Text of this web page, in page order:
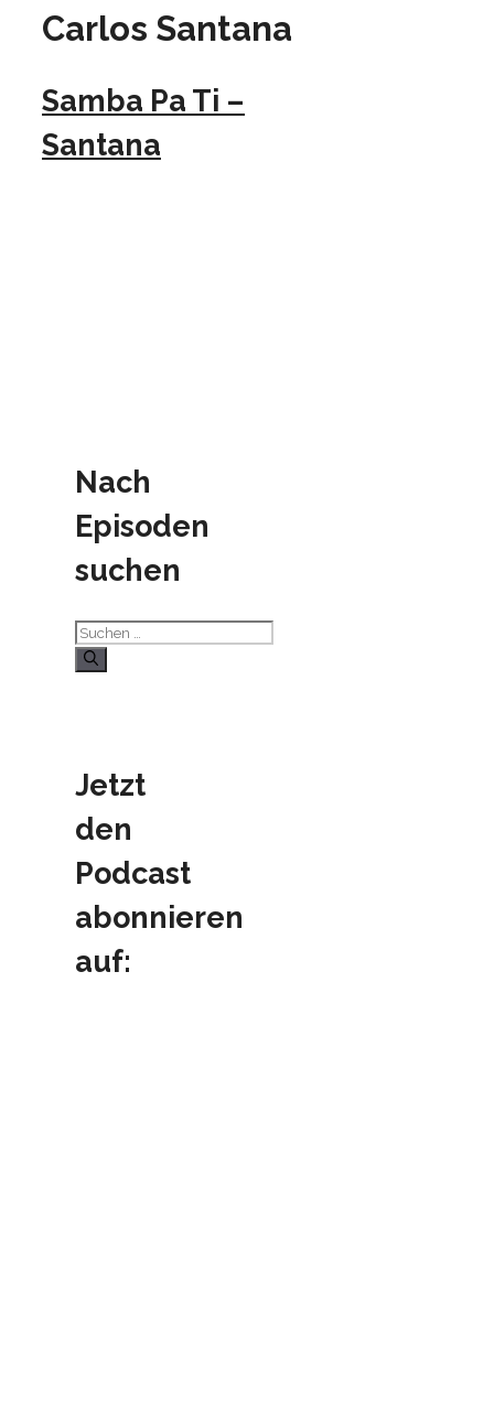
Carlos Santana
Samba Pa Ti –
Santana
Nach
Episoden
suchen
Suchen
nach:
Jetzt
den
Podcast
abonnieren
auf: